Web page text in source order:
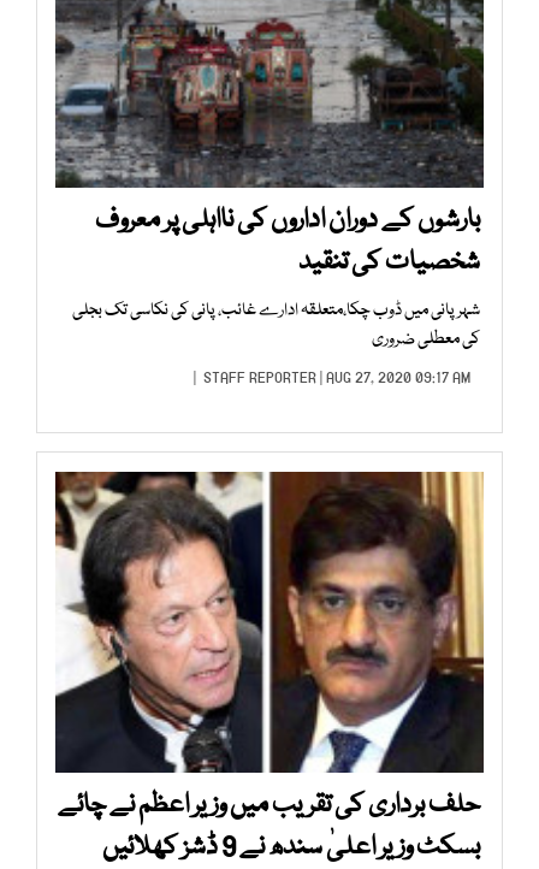
بارشوں کے دوران اداروں کی نااہلی پر معروف
شخصیات کی تنقید
شہر پانی میں ڈوب چکا،متعلقہ ادارے غائب، پانی کی نکاسی تک بجلی
کی معطلی ضروری
STAFF REPORTER| AUG 27, 2020 09:17 AM |
حلف برداری کی تقریب میں وزیر اعظم نے چائے
بسکٹ وزیر اعلیٰ سندھ نے 9 ڈشز کھلائیں